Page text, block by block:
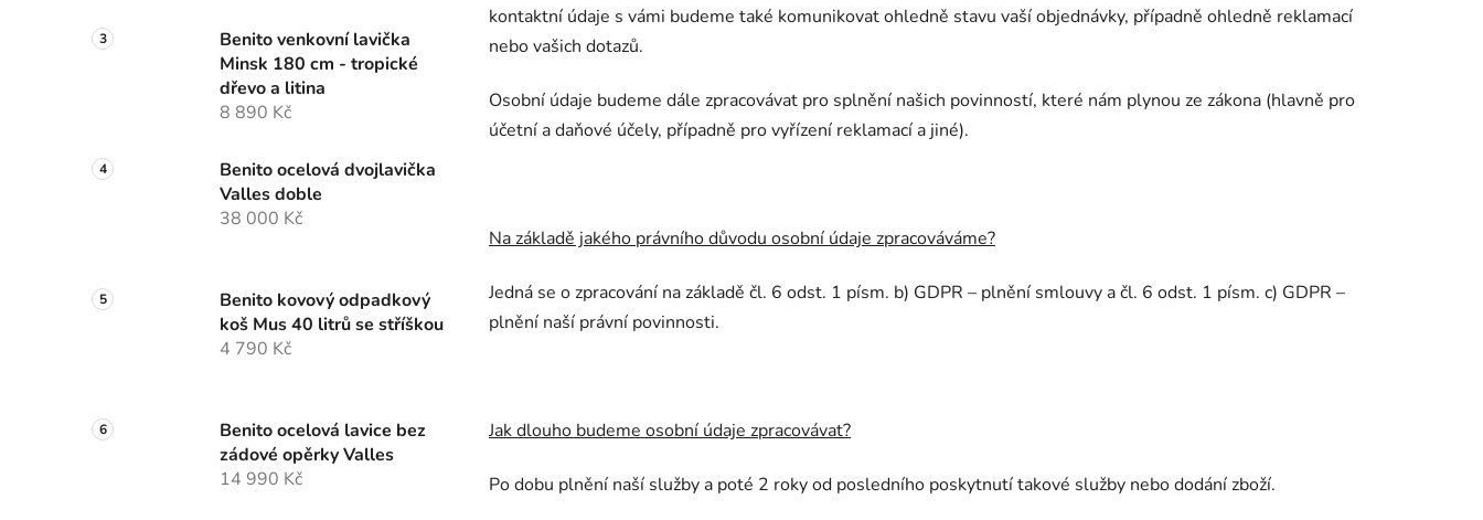
Benito venkovní lavička
Minsk 180 cm - tropické
dřevo a litina
8 890 Kč
Benito ocelová dvojlavička
Valles doble
38 000 Kč
Benito kovový odpadkový
koš Mus 40 litrů se stříškou
4 790 Kč
Benito ocelová lavice bez
zádové opěrky Valles
14 990 Kč
kontaktní údaje s vámi budeme také komunikovat ohledně stavu vaší objednávky, případně ohledně reklamací
nebo vašich dotazů.
Osobní údaje budeme dále zpracovávat pro splnění našich povinností, které nám plynou ze zákona (hlavně pro
účetní a daňové účely, případně pro vyřízení reklamací a jiné).
Na základě jakého právního důvodu osobní údaje zpracováváme?
Jedná se o zpracování na základě čl. 6 odst. 1 písm. b) GDPR – plnění smlouvy a čl. 6 odst. 1 písm. c) GDPR –
plnění naší právní povinnosti.
Jak dlouho budeme osobní údaje zpracovávat?
Po dobu plnění naší služby a poté 2 roky od posledního poskytnutí takové služby nebo dodání zboží.